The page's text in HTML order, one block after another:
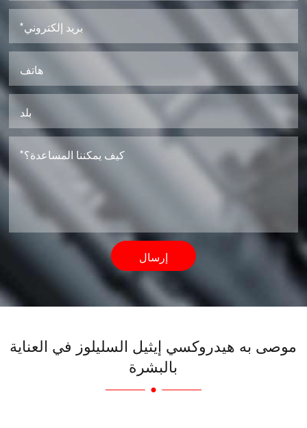
إرسال
موصى به هيدروكسي إيثيل السليلوز في العناية
بالبشرة